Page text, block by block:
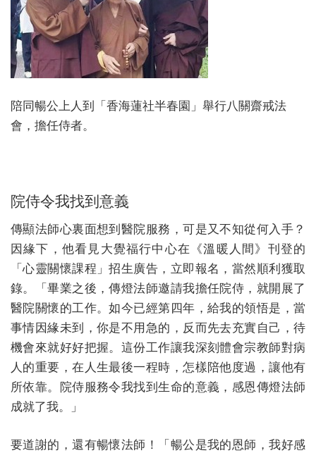
陪同暢公上人到「香海蓮社半春園」舉行八關齋戒法
會，擔任侍者。
院侍令我找到意義
傳顯法師心裏面想到醫院服務，可是又不知從何入手？
因緣下，他看見大覺福行中心在《溫暖人間》刊登的
「心靈關懷課程」招生廣告，立即報名，當然順利獲取
錄。「畢業之後，傳燈法師邀請我擔任院侍，就開展了
醫院關懷的工作。如今已經第四年，給我的領悟是，當
事情因緣未到，你是不用急的，反而先去充實自己，待
機會來就好好把握。這份工作讓我深刻體會宗教師對病
人的重要，在人生最後一程時，怎樣陪他度過，讓他有
所依靠。院侍服務令我找到生命的意義，感恩傳燈法師
成就了我。」
要道謝的，還有暢懷法師！「暢公是我的恩師，我好感